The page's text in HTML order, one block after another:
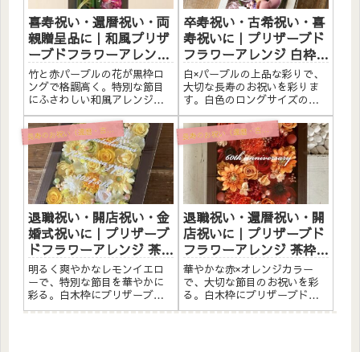
喜寿祝い・還暦祝い・両
親贈呈品に｜和風プリザ
ーブドフラワーアレンジ
竹 黒枠ロング〈赤パープ
ル〉文字入れ
竹と赤パープルの花が黒枠ロ
ングで格調高く。特別な節目
にふさわしい和風アレンジ。
黒枠にプリザーブドフラワー
と素材をたっぷりアレンジし
ました。アクリルプレートへ
のメッセージ入れ無料。自立
するので壁かけでも置き型で
も飾れます。こんな方へ喜寿
祝い（...
卒寿祝い・古希祝い・喜
寿祝いに｜プリザーブド
フラワーアレンジ 白枠ロ
ング〈パープル〉文字入
れ
白×パープルの上品な彩りで、
大切な長寿のお祝いを彩りま
す。白色のロングサイズのウ
ッドフレームに、プリザーブ
ドフラワーと造花を贅沢に詰
め込みました。パープルのお
花は長寿のお祝いにおすすめ
です。アクリル板にはひとこ
とメッセージをお入れするこ
長寿のお祝い（還暦・古希・喜寿・米寿）
退職祝い・開店祝い・金
婚式祝いに｜プリザーブ
ドフラワーアレンジ 茶枠
〈レモンイエロー〉文字
入れ
明るく爽やかなレモンイエロ
ーで、特別な節目を華やかに
彩る。白木枠にプリザーブド
フラワーと造花をたっぷりア
長寿のお祝い（還暦・古希・喜寿・米寿）
退職祝い・還暦祝い・開
店祝いに｜プリザーブド
フラワーアレンジ 茶枠
〈赤オレンジ〉文字入れ
華やかな赤×オレンジカラー
で、大切な節目のお祝いを彩
る。白木枠にプリザーブドフ
ラワーと造花をたっぷりアレ